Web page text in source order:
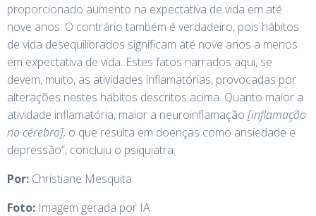
proporcionado aumento na expectativa de vida em até
nove anos. O contrário também é verdadeiro, pois hábitos
de vida desequilibrados significam até nove anos a menos
em expectativa de vida. Estes fatos narrados aqui, se
devem, muito, as atividades inflamatórias, provocadas por
alterações nestes hábitos descritos acima. Quanto maior a
atividade inflamatória, maior a neuroinflamação [inflamação
no cérebro], o que resulta em doenças como ansiedade e
depressão”, concluiu o psiquiatra.
Por: Christiane Mesquita
Foto: Imagem gerada por IA